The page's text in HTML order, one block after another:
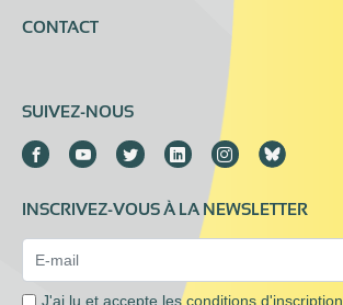
CONTACT
SUIVEZ-NOUS
INSCRIVEZ-VOUS À LA NEWSLETTER
J'ai lu et accepte lesconditions d'inscription